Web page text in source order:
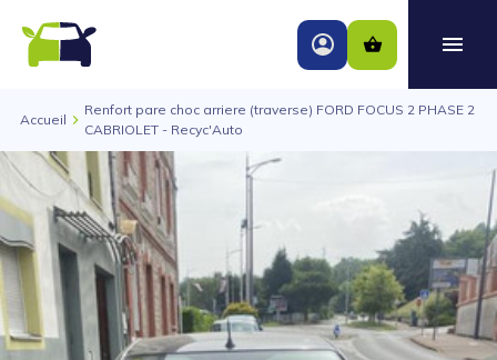
Accueil
Renfort pare choc arriere (traverse) FORD FOCUS 2 PHASE 2
CABRIOLET - Recyc'Auto